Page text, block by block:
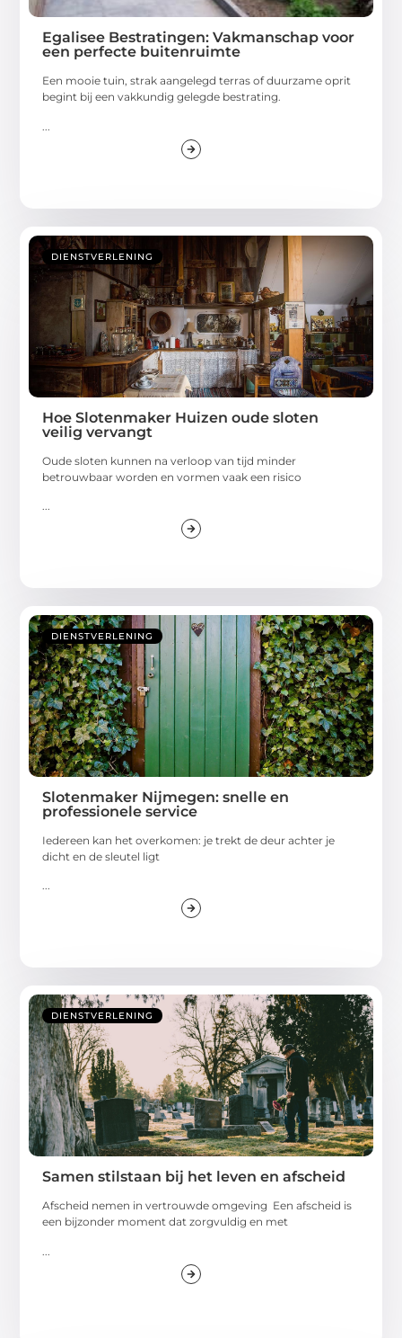
Egalisee Bestratingen: Vakmanschap voor
een perfecte buitenruimte
Een mooie tuin, strak aangelegd terras of duurzame oprit
begint bij een vakkundig gelegde bestrating.
DIENSTVERLENING
Hoe Slotenmaker Huizen oude sloten
veilig vervangt
Oude sloten kunnen na verloop van tijd minder
betrouwbaar worden en vormen vaak een risico
DIENSTVERLENING
Slotenmaker Nijmegen: snelle en
professionele service
Iedereen kan het overkomen: je trekt de deur achter je
dicht en de sleutel ligt
...
DIENSTVERLENING
Samen stilstaan bij het leven en afscheid
Afscheid nemen in vertrouwde omgeving Een afscheid is
een bijzonder moment dat zorgvuldig en met